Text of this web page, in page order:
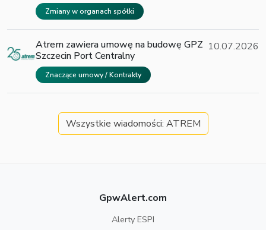
Zmiany w organach spółki
Atrem zawiera umowę na budowę GPZ
Szczecin Port Centralny
Znaczące umowy / Kontrakty
10.07.2026
Wszystkie wiadomości: ATREM
GpwAlert.com
Alerty ESPI